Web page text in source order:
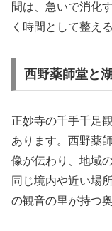
間は、急いで消化
く時間として整え
西野薬師堂と
正妙寺の千手千足
あります。西野薬
像が伝わり、地域
同じ境内や近い場
の観音の里が持つ